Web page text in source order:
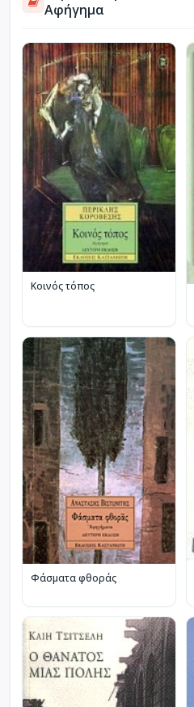
Αφήγημα
Κοινός τόπος
Φάσματα φθοράς